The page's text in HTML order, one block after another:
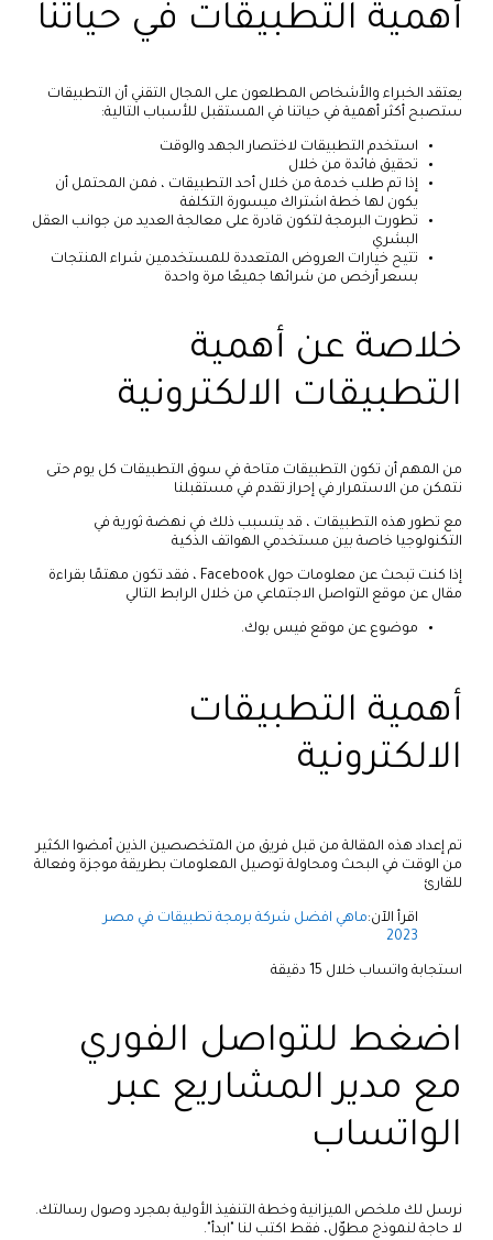
أهمية التطبيقات في حياتنا
يعتقد الخبراء والأشخاص المطلعون على المجال التقني أن التطبيقات
ستصبح أكثر أهمية في حياتنا في المستقبل للأسباب التالية:
استخدم التطبيقات لاختصار الجهد والوقت
تحقيق فائدة من خلال
إذا تم طلب خدمة من خلال أحد التطبيقات ، فمن المحتمل أن
يكون لها خطة اشتراك ميسورة التكلفة
تطورت البرمجة لتكون قادرة على معالجة العديد من جوانب العقل
البشري
تتيح خيارات العروض المتعددة للمستخدمين شراء المنتجات
بسعر أرخص من شرائها جميعًا مرة واحدة
خلاصة عن أهمية
التطبيقات الالكترونية
من المهم أن تكون التطبيقات متاحة في سوق التطبيقات كل يوم حتى
نتمكن من الاستمرار في إحراز تقدم في مستقبلنا
مع تطور هذه التطبيقات ، قد يتسبب ذلك في نهضة ثورية في
التكنولوجيا خاصة بين مستخدمي الهواتف الذكية
إذا كنت تبحث عن معلومات حول Facebook ، فقد تكون مهتمًا بقراءة
مقال عن موقع التواصل الاجتماعي من خلال الرابط التالي
موضوع عن موقع فيس بوك.
أهمية التطبيقات
الالكترونية
تم إعداد هذه المقالة من قبل فريق من المتخصصين الذين أمضوا الكثير
من الوقت في البحث ومحاولة توصيل المعلومات بطريقة موجزة وفعالة
للقارئ
اقرأ الآن:ماهي افضل شركة برمجة تطبيقات في مصر
2023
استجابة واتساب خلال 15 دقيقة
اضغط للتواصل الفوري
مع مدير المشاريع عبر
الواتساب
نرسل لك ملخص الميزانية وخطة التنفيذ الأولية بمجرد وصول رسالتك.
لا حاجة لنموذج مطوّل، فقط اكتب لنا "ابدأ".